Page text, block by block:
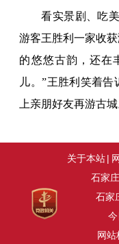
看实景剧、吃
游客王胜利一家收
的悠悠古韵，还在
儿。”王胜利笑着
上亲朋好友再游古
关于本站|
石家
石家
今
网站